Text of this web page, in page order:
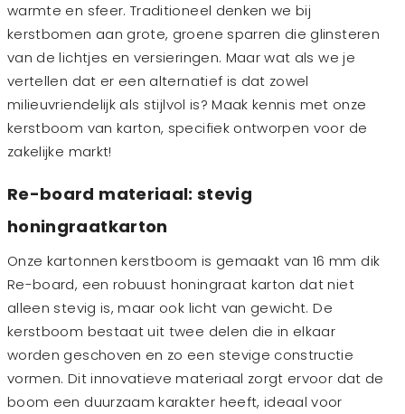
warmte en sfeer. Traditioneel denken we bij
kerstbomen aan grote, groene sparren die glinsteren
van de lichtjes en versieringen. Maar wat als we je
vertellen dat er een alternatief is dat zowel
milieuvriendelijk als stijlvol is? Maak kennis met onze
kerstboom van karton, specifiek ontworpen voor de
zakelijke markt!
Re-board materiaal: stevig
honingraatkarton
Onze kartonnen kerstboom is gemaakt van 16 mm dik
Re-board, een robuust honingraat karton dat niet
alleen stevig is, maar ook licht van gewicht. De
kerstboom bestaat uit twee delen die in elkaar
worden geschoven en zo een stevige constructie
vormen. Dit innovatieve materiaal zorgt ervoor dat de
boom een duurzaam karakter heeft, ideaal voor